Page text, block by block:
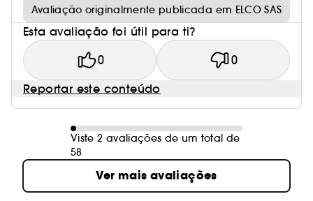
Avaliação originalmente publicada em ELCO SAS
Esta avaliação foi útil para ti?
0 0
Reportar este conteúdo
Viste 2 avaliações de um total de
58
Ver mais avaliações